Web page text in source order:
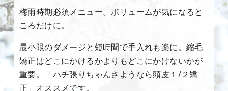
梅雨時期必須メニュー。ボリュームが気になると
ころだけに。
最小限のダメージと短時間で手入れも楽に。縮毛
矯正はどこにかけるかよりもどこにかけないかが
重要。「ハチ張りちゃんさようなら頭皮１/２矯
正」オススメです。